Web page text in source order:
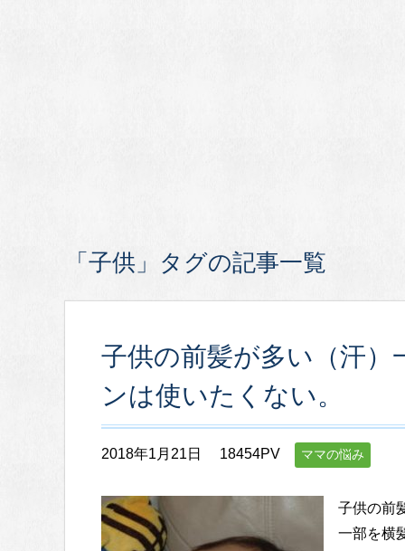
「子供」タグの記事一覧
子供の前髪が多い（汗
ンは使いたくない。
2018年1月21日 18454PV ママの悩み
子供の前
一部を横